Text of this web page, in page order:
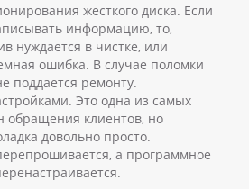
жесткого диска. Если
информацию, то,
нуждается в чистке, или
ошибка. В случае поломки
поддается ремонту.
Это одна из самых
обращения клиентов, но
довольно просто.
а программное